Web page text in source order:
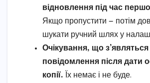
відновлення під час
Якщо пропустити — потім
шукати ручний шлях у
Очікування, що з’являться
повідомлення після дати
копії. Їх немає і не буде.